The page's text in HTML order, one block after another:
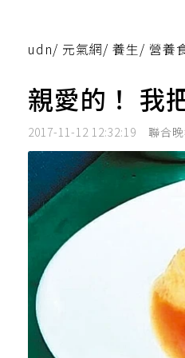
udn/ 元氣網/ 養生/ 營養
親愛的！ 我
2017-11-12 12:32:19 聯合